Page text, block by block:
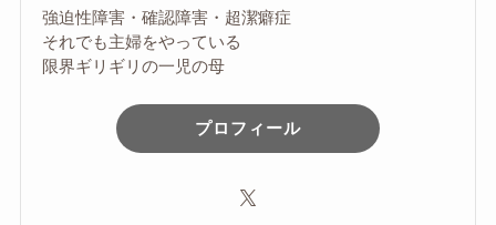
強迫性障害・確認障害・超潔癖症
それでも主婦をやっている
限界ギリギリの一児の母
プロフィール